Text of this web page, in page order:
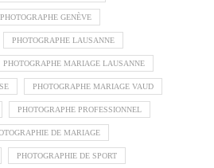
PHOTOGRAPHE GENÈVE
PHOTOGRAPHE LAUSANNE
PHOTOGRAPHE MARIAGE LAUSANNE
PHOTOGRAPHE MARIAGE VAUD
PHOTOGRAPHE PROFESSIONNEL
DE MARIAGE
PHOTOGRAPHIE DE SPORT